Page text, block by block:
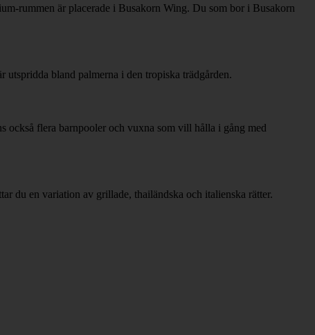
rummen är placerade i Busakorn Wing. Du som bor i Busakorn
bland palmerna i den tropiska trädgården.
också flera barnpooler och vuxna som vill hålla i gång med
du en variation av grillade, thailändska och italienska rätter.